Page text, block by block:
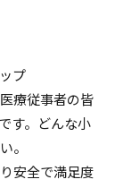
プ
療従事者の皆
す。どんな小
。
安全で満足度